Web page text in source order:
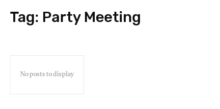
Tag: Party Meeting
No posts to display